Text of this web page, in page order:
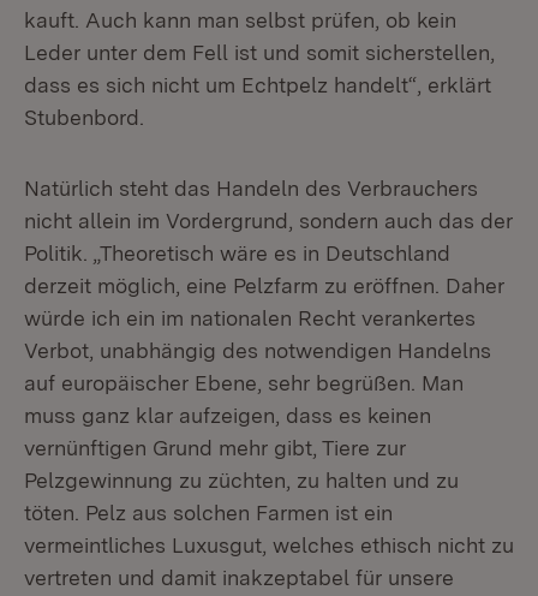
kauft. Auch kann man selbst prüfen, ob kein
Leder unter dem Fell ist und somit sicherstellen,
dass es sich nicht um Echtpelz handelt“, erklärt
Stubenbord.
Natürlich steht das Handeln des Verbrauchers
nicht allein im Vordergrund, sondern auch das der
Politik. „Theoretisch wäre es in Deutschland
derzeit möglich, eine Pelzfarm zu eröffnen. Daher
würde ich ein im nationalen Recht verankertes
Verbot, unabhängig des notwendigen Handelns
auf europäischer Ebene, sehr begrüßen. Man
muss ganz klar aufzeigen, dass es keinen
vernünftigen Grund mehr gibt, Tiere zur
Pelzgewinnung zu züchten, zu halten und zu
töten. Pelz aus solchen Farmen ist ein
vermeintliches Luxusgut, welches ethisch nicht zu
vertreten und damit inakzeptabel für unsere